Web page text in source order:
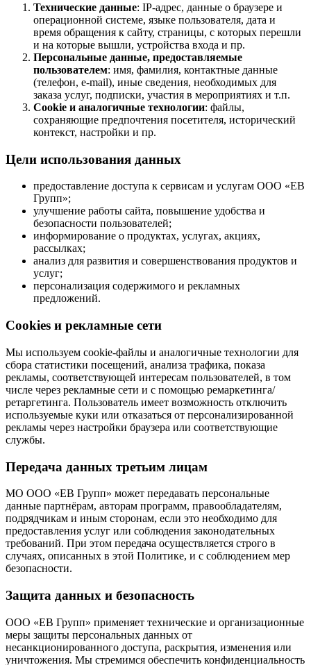
Технические данные: IP-адрес, данные о браузере и
операционной системе, языке пользователя, дата и
время обращения к сайту, страницы, с которых перешли
и на которые вышли, устройства входа и пр.
Персональные данные, предоставляемые
пользователем: имя, фамилия, контактные данные
(телефон, e-mail), иные сведения, необходимых для
заказа услуг, подписки, участия в мероприятиях и т.п.
Cookie и аналогичные технологии: файлы,
сохраняющие предпочтения посетителя, исторический
контекст, настройки и пр.
Цели использования данных
предоставление доступа к сервисам и услугам ООО «ЕВ
Групп»;
улучшение работы сайта, повышение удобства и
безопасности пользователей;
информирование о продуктах, услугах, акциях,
рассылках;
анализ для развития и совершенствования продуктов и
услуг;
персонализация содержимого и рекламных
предложений.
Cookies и рекламные сети
Мы используем cookie-файлы и аналогичные технологии для
сбора статистики посещений, анализа трафика, показа
рекламы, соответствующей интересам пользователей, в том
числе через рекламные сети и с помощью ремаркетинга/
ретаргетинга. Пользователь имеет возможность отключить
используемые куки или отказаться от персонализированной
рекламы через настройки браузера или соответствующие
службы.
Передача данных третьим лицам
МО ООО «ЕВ Групп» может передавать персональные
данные партнёрам, авторам программ, правообладателям,
подрядчикам и иным сторонам, если это необходимо для
предоставления услуг или соблюдения законодательных
требований. При этом передача осуществляется строго в
случаях, описанных в этой Политике, и с соблюдением мер
безопасности.
Защита данных и безопасность
ООО «ЕВ Групп» применяет технические и организационные
меры защиты персональных данных от
несанкционированного доступа, раскрытия, изменения или
уничтожения. Мы стремимся обеспечить конфиденциальность